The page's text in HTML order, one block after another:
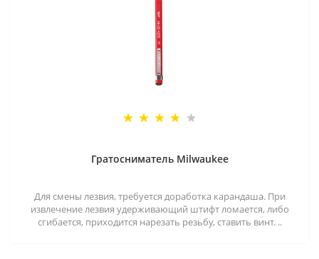
Гратосниматель Milwaukee
Для смены лезвия, требуется доработка карандаша. При
извлечение лезвия удерживающий штифт ломается, либо
сгибается, приходится нарезать резьбу, ставить винт. ..